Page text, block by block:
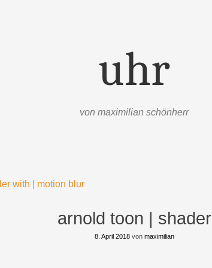
uhr
von maximilian schönherr
with | motion blur
arnold toon | shader
8. April 2018von maximilian